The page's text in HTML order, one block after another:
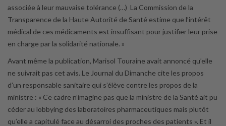
associée à leur mauvaise tolérance (…) La Commission de la
Transparence de la Haute Autorité de Santé estime que l’intérêt
médical de ces médicaments est insuffisant pour justifier leur prise
en charge par la solidarité nationale. »
Avant même la publication, Marisol Touraine avait annoncé qu’elle
ne suivrait pas cet avis. Le Journal du Dimanche cite les propos
d’un responsable sanitaire qui s’élève contre les propos de la
ministre : « Ce cadre n’imagine pas que la ministre de la Santé ait pu
céder au lobbying des laboratoires pharmaceutiques mais plutôt
qu’elle a capitulé face au désarroi des proches des patients ». Et il